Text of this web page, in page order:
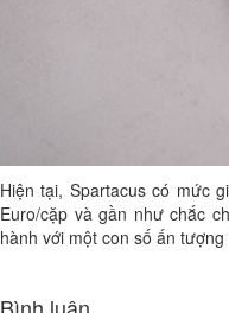
Hiện tại, Spartacus có mức
Euro/cặp và gần như chắc
hành với một con số ấn